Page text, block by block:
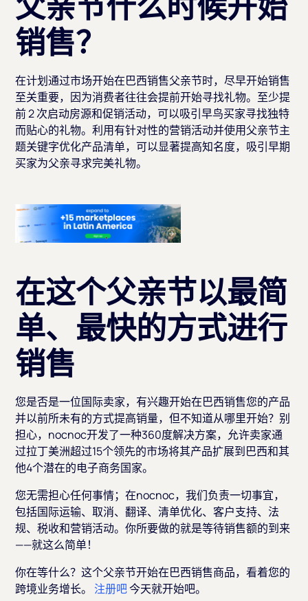
销售？
在计划通过市场开始在巴西销售父亲节时，尽早开始销售
至关重要，因为消费者往往会提前开始寻找礼物。至少提
前 2 次启动房源和促销活动，可以吸引早鸟买家寻找独特
而贴心的礼物。利用有针对性的营销活动并使用父亲节主
题关键字优化产品清单，可以显著提高知名度，吸引早期
买家为父亲寻求完美礼物。
在这个父亲节以最简
单、最快的方式进行
销售
您是否是一位国际卖家，有兴趣开始在巴西销售您的产品
并以前所未有的方式提高销量，但不知道从哪里开始？别
担心，nocnoc开发了一种360度解决方案，允许卖家通
过拉丁美洲超过15个领先的市场将其产品扩展到巴西和其
他4个潜在的电子商务国家。
您无需担心任何事情；在nocnoc，我们负责一切事宜，
包括国际运输、取消、翻译、清单优化、客户支持、法
规、税收和营销活动。你所要做的就是等待销售额的到来
——就这么简单！
你在等什么？这个父亲节开始在巴西销售商品，看着您的
跨境业务增长。 注册吧今天就开始吧。